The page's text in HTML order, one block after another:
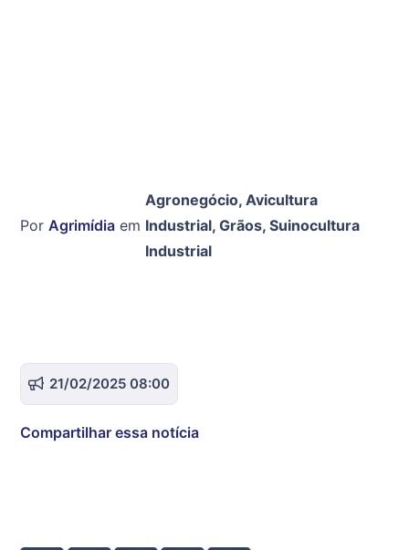
Por Agrimídia em
Agronegócio, Avicultura
Industrial, Grãos, Suinocultura
Industrial
21/02/2025 08:00
Compartilhar essa notícia